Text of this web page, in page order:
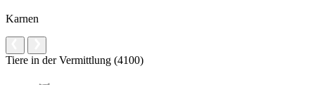
Karnen
Tiere in der Vermittlung (4100)